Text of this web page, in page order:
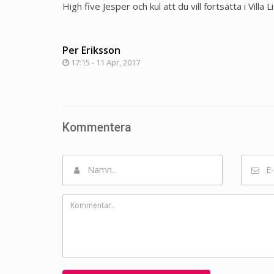
High five Jesper och kul att du vill fortsätta i Villa
Per Eriksson
17:15 - 11 Apr, 2017
Kommentera